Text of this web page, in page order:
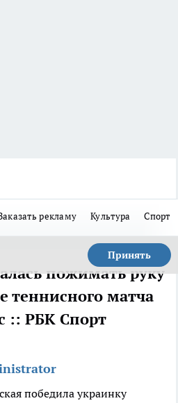
рекламу Культура Спорт
Принять
пожимать руку
теннисного матча
:: РБК Спорт
победила украинку